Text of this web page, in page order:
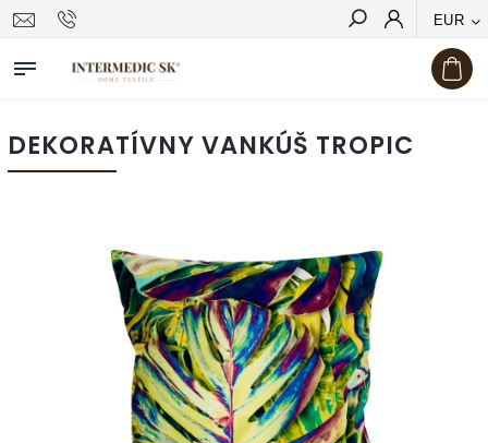
EUR
Hľadať
DEKORATÍVNY VANKÚŠ TROPIC